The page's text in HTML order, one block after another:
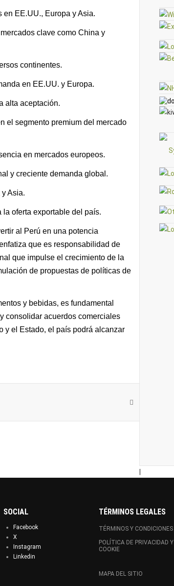
EE.UU., Europa y Asia.
clave como China y
continentes.
en EE.UU. y Europa.
alta aceptación.
el segmento premium del mercado
en mercados europeos.
y creciente demanda global.
Asia.
oferta exportable del país.
al Perú en una potencia
que es responsabilidad de
que impulse el crecimiento de la
de propuestas de políticas de
y bebidas, es fundamental
consolidar acuerdos comerciales
y el Estado, el país podrá alcanzar
SOCIAL
Facebook
X
Instagram
Linkedin
TÉRMINOS LEGALES
TÉRMINOS Y CONDICIONES
POLÍTICA DE PRIVACIDAD Y
COOKIE
MAPA DEL SITIO